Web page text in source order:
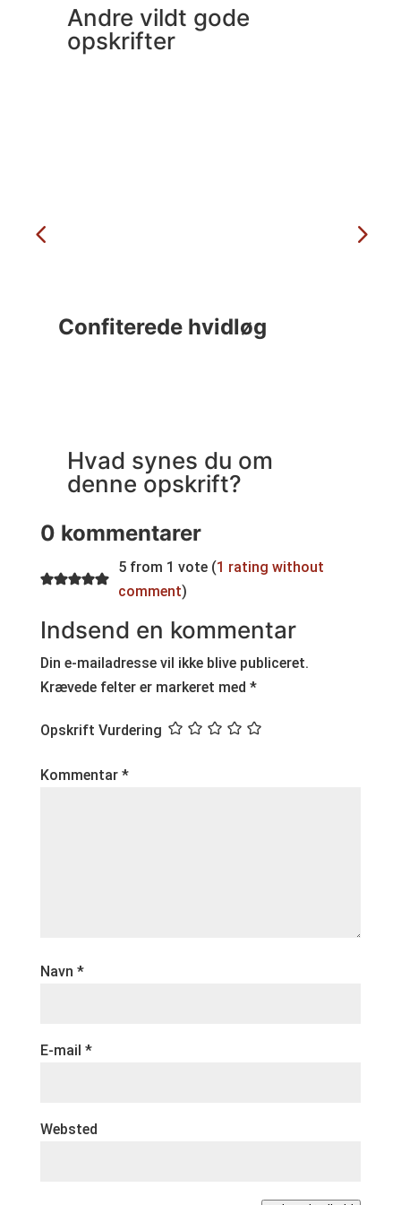
Andre vildt gode
opskrifter
Confiterede hvidløg
Hvad synes du om
denne opskrift?
0 kommentarer
5 from 1 vote (1 rating without
comment)
Indsend en kommentar
Din e-mailadresse vil ikke blive publiceret.
Krævede felter er markeret med *
Opskrift Vurdering
Kommentar *
Navn *
E-mail *
Websted